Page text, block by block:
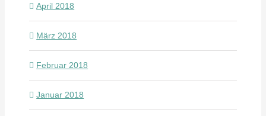
April 2018
März 2018
Februar 2018
Januar 2018